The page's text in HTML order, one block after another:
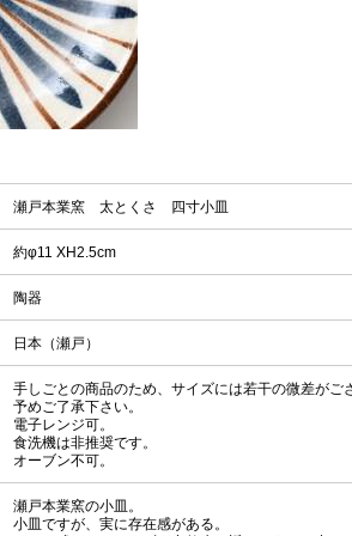
瀬戸本業窯 太とくさ 四寸小皿
約φ11 XH2.5cm
陶器
日本（瀬戸）
手しごとの商品のため、サイズには若干の微差がご
予めご了承下さい。
電子レンジ可。
食洗機は非推奨です。
オーブン不可。
瀬戸本業窯の小皿。
小皿ですが、実に存在感がある。